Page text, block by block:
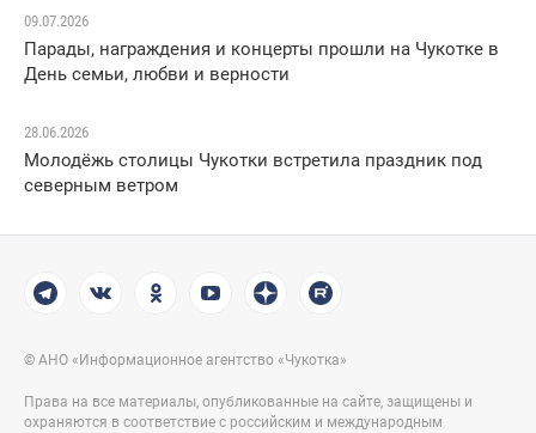
09.07.2026
Парады, награждения и концерты прошли на Чукотке в
День семьи, любви и верности
28.06.2026
Молодёжь столицы Чукотки встретила праздник под
северным ветром
© АНО «Информационное агентство «Чукотка»
Права на все материалы, опубликованные на сайте, защищены и
охраняются в соответствие с российским и международным